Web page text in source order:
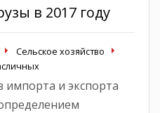
в 2017 году
Сельское хозяйство
импорта и экспорта